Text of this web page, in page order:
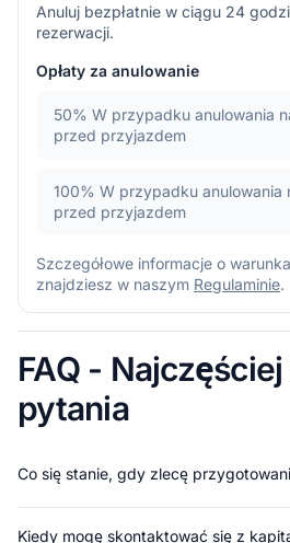
Anuluj bezpłatnie w ciągu 24
rezerwacji.
Opłaty za anulowanie
50% W przypadku anulowania
przed przyjazdem
100% W przypadku anulowania
przed przyjazdem
Szczegółowe informacje o
znajdziesz w naszym Regulaminie.
FAQ -
pytania
Co się stanie, gdy zlecę
Kiedy mogę skontaktować się z